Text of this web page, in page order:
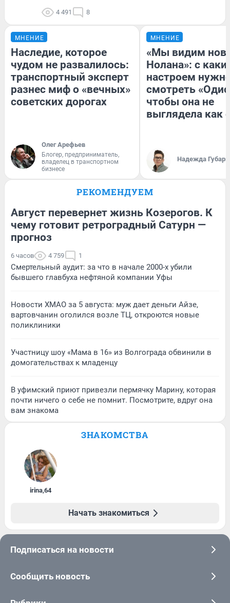
4 491 8
МНЕНИЕ
Наследие, которое
чудом не развалилось:
транспортный эксперт
разнес миф о «вечных»
советских дорогах
Олег Арефьев
Блогер, предприниматель,
владелец в транспортном
бизнесе
МНЕНИЕ
«Мы видим
Нолана»: с
настроем
смотреть
чтобы она не
выглядела как
Надежда Губарь
РЕКОМЕНДУЕМ
Август перевернет жизнь Козерогов. К
чему готовит ретроградный Сатурн —
прогноз
6 часов 4 759 1
Смертельный аудит: за что в начале 2000-х убили
бывшего главбуха нефтяной компании Уфы
Новости ХМАО за 5 августа: муж дает деньги Айзе,
вартовчанин оголился возле ТЦ, откроются новые
поликлиники
Участницу шоу «Мама в 16» из Волгограда обвинили в
домогательствах к младенцу
В уфимский приют привезли пермячку Марину, которая
почти ничего о себе не помнит. Посмотрите, вдруг она
вам знакома
ЗНАКОМСТВА
irina,64
Начать знакомиться
Подписаться на новости
Сообщить новость